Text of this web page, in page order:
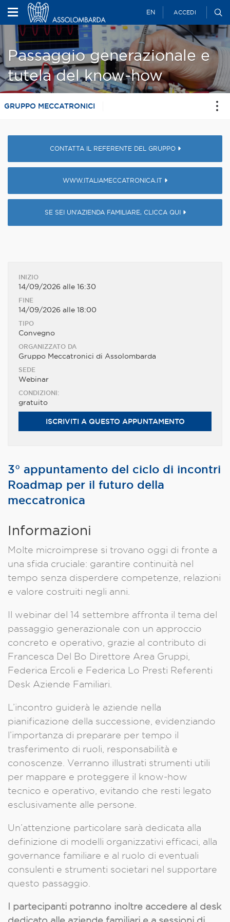
EN ACCEDI
Passaggio generazionale e
tutela del know-how
GRUPPO MECCATRONICI
CONTATTA IL REFERENTE DEL GRUPPO
WWW.ITALIAMECCATRONICA.IT
SE SEI UN’AZIENDA FAMILIARE, CLICCA QUI
INIZIO
14/09/2026 alle 16:30
FINE
14/09/2026 alle 18:00
TIPO
Convegno
ORGANIZZATO DA
Gruppo Meccatronici di Assolombarda
SEDE
Webinar
CONDIZIONI:
gratuito
ISCRIVITI A QUESTO APPUNTAMENTO
3° appuntamento del ciclo di incontri
Roadmap per il futuro della
meccatronica
Informazioni
Molte microimprese si trovano oggi di fronte a
una sfida cruciale: garantire continuità nel
tempo senza disperdere competenze, relazioni
e valore costruiti negli anni.
Il webinar del 14 settembre affronta il tema del
passaggio generazionale con un approccio
concreto e operativo, grazie al contributo di
Francesca Del Bo Direttore Area Gruppi,
Federica Ercoli e Federica Lo Presti Referenti
Desk Aziende Familiari.
L’incontro guiderà le aziende nella
pianificazione della successione, evidenziando
l’importanza di preparare per tempo il
trasferimento di ruoli, responsabilità e
conoscenze. Verranno illustrati strumenti utili
per mappare e proteggere il know-how
tecnico e operativo, evitando che resti legato
esclusivamente alle persone.
Un’attenzione particolare sarà dedicata alla
definizione di modelli organizzativi efficaci, alla
governance familiare e al ruolo di eventuali
consulenti e strumenti societari nel supportare
questo passaggio.
I partecipanti potranno inoltre accedere al desk